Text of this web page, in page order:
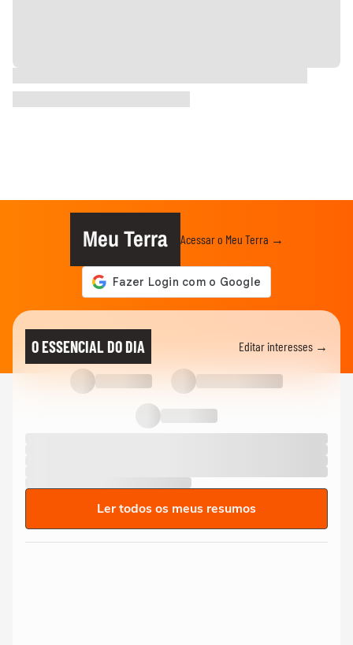
Meu Terra Acessar o Meu Terra →
O ESSENCIAL DO DIA Editar interesses →
Ler todos os meus resumos